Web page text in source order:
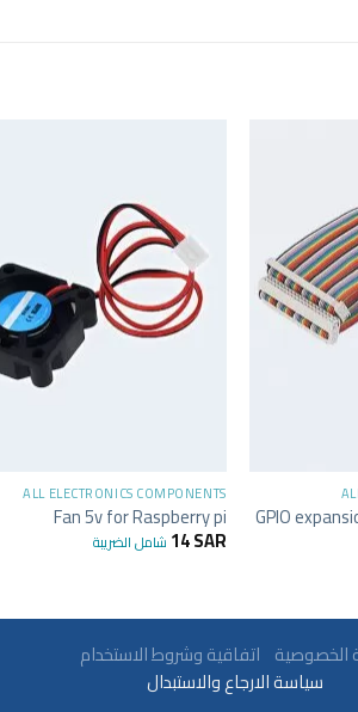
GPIO
ALL ELECTRONICS COMPONENTS
Fan 5v for Raspberry pi
14SAR شامل الضريبة
الخصوصية اتفاقية وشروط الاستخدام
سياسة الارجاع والاستبدال